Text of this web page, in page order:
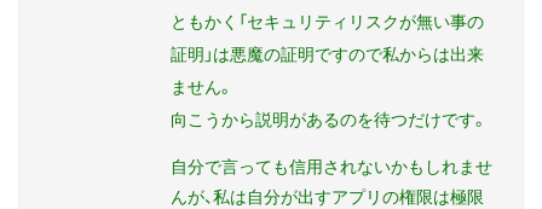
ともかく「セキュリティリスクが無い事の
証明」は悪魔の証明ですので私からは出来
ません。
向こうから説明があるのを待つだけです。
自分で言っても信用されないかもしれませ
んが、私は自分が出すアプリの権限は極限